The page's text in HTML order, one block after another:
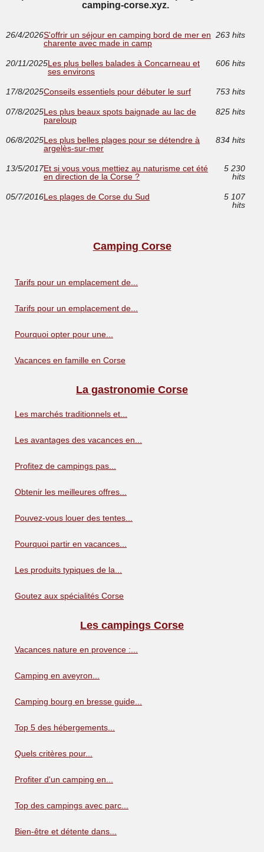
camping-corse.xyz.
26/4/2026S'offrir un séjour en camping bord de mer en
charente avec made in camp
263 hits
20/11/2025Les plus belles balades à Concarneau et
ses environs
606 hits
17/8/2025Conseils essentiels pour débuter le surf 753 hits
07/8/2025Les plus beaux spots baignade au lac de
pareloup
825 hits
06/8/2025Les plus belles plages pour se détendre à
argelès-sur-mer
834 hits
13/5/2017Et si vous vous mettiez au naturisme cet été
en direction de la Corse ?
5 230
hits
05/7/2016Les plages de Corse du Sud
5 107
hits
Camping Corse
Tarifs pour un emplacement de...
Tarifs pour un emplacement de...
Pourquoi opter pour une...
Vacances en famille en Corse
La gastronomie Corse
Les marchés traditionnels et...
Les avantages des vacances en...
Profitez de campings pas...
Obtenir les meilleures offres...
Pouvez-vous louer des tentes...
Pourquoi partir en vacances...
Les produits typiques de la...
Goutez aux spécialités Corse
Les campings Corse
Vacances nature en provence :...
Camping en aveyron...
Camping bourg en bresse guide...
Top 5 des hébergements...
Quels critères pour...
Profiter d'un camping en...
Top des campings avec parc...
Bien-être et détente dans...